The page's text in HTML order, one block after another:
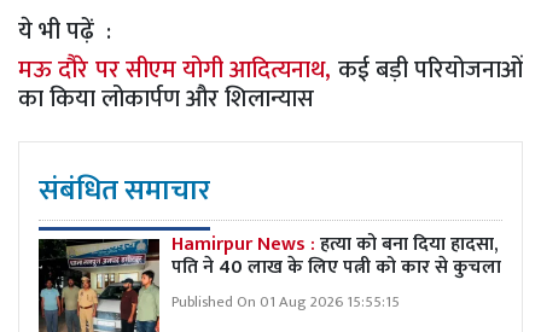
ये भी पढ़ें :
मऊ दौरे पर सीएम योगी आदित्यनाथ, कई बड़ी परियोजनाओं
का किया लोकार्पण और शिलान्यास
संबंधित समाचार
Hamirpur News :हत्या को बना दिया हादसा,
पति ने 40 लाख के लिए पत्नी को कार से कुचला
Published On 01 Aug 2026 15:55:15